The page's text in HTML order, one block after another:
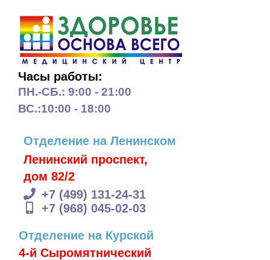
Часы работы:
ПН.-СБ.: 9:00 - 21:00
ВС.:10:00 - 18:00
Отделение на Ленинском
Ленинский проспект,
дом 82/2
+7 (499) 131-24-31
+7 (968) 045-02-03
Отделение на Курской
4-й Сыромятнический